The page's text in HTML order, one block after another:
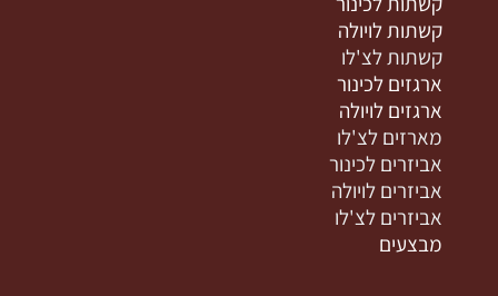
קשתות לויולה
קשתות לצ'לו
ארגזים לכינור
ארגזים לויולה
מארזים לצ'לו
אביזרים לכינור
אביזרים לויולה
אביזרים לצ'לו
מבצעים